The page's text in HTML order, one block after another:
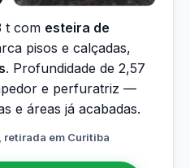
t com esteira de
pisos e calçadas,
. Profundidade de 2,57
e perfuratriz —
e áreas já acabadas.
retirada em Curitiba